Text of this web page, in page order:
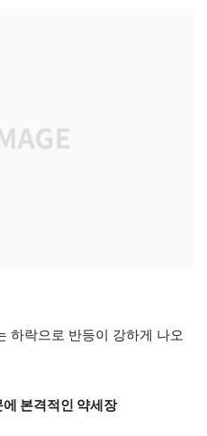
하락으로 반등이 강하게 나오
본격적인 약세장